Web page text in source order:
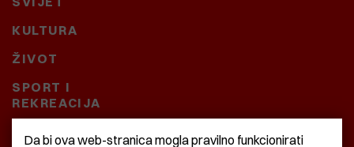
KULTURA
ŽIVOT
SPORT I
REKREACIJA
CRNA KRONIKA
Da bi ova web-stranica mogla pravilno funkcionirati